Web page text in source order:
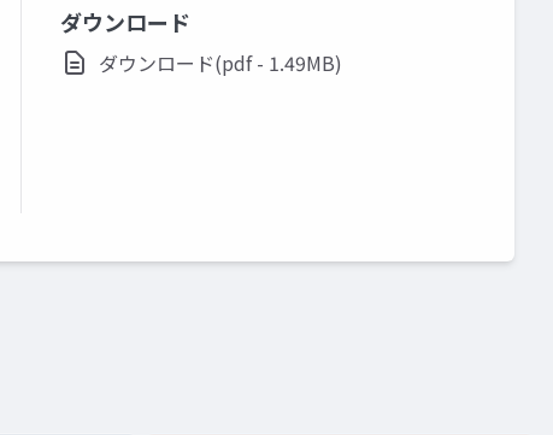
ダウンロード
ダウンロード(pdf - 1.49MB)